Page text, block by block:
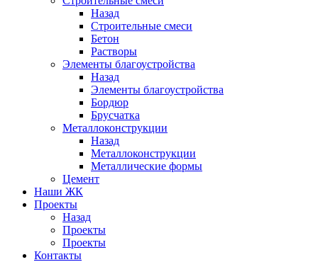
Назад
Строительные смеси
Бетон
Растворы
Элементы благоустройства
Назад
Элементы благоустройства
Бордюр
Брусчатка
Металлоконструкции
Назад
Металлоконструкции
Металлические формы
Цемент
Наши ЖК
Проекты
Назад
Проекты
Проекты
Контакты